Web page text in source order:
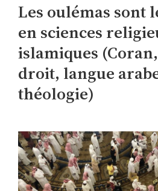
Les oulémas sont
en sciences
islamiques
droit, langue
théologie)